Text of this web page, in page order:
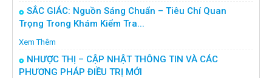
SẮC GIÁC: Nguồn Sáng Chuẩn – Tiêu Chí Quan
Trọng Trong Khám Kiểm Tra...
Xem Thêm
NHƯỢC THỊ – CẬP NHẬT THÔNG TIN VÀ CÁC
PHƯƠNG PHÁP ĐIỀU TRỊ MỚI